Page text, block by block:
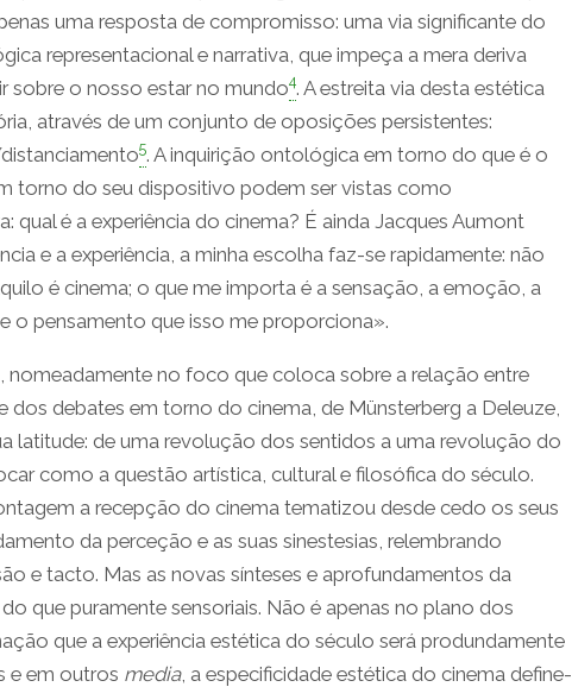
uma resposta de compromisso: uma via significante do
representacional e narrativa, que impeça a mera deriva
sobre o nosso estar no mundo4. A estreita via desta estética
através de um conjunto de oposições persistentes:
5. A inquirição ontológica em torno do que é o
torno do seu dispositivo podem ser vistas como
qual é a experiência do cinema? É ainda Jacques Aumont
e a experiência, a minha escolha faz-se rapidamente: não
é cinema; o que me importa é a sensação, a emoção, a
o pensamento que isso me proporciona».
no foco que coloca sobre a relação entre
debates em torno do cinema, de Münsterberg a Deleuze,
latitude: de uma revolução dos sentidos a uma revolução do
como a questão artística, cultural e filosófica do século.
a recepção do cinema tematizou desde cedo os seus
da perceção e as suas sinestesias, relembrando
e tacto. Mas as novas sínteses e aprofundamentos da
que puramente sensoriais. Não é apenas no plano dos
que a experiência estética do século será produndamente
e em outros media, a especificidade estética do cinema define-